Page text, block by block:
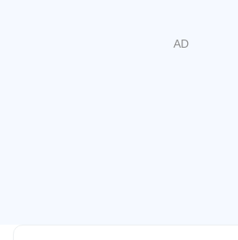
• Volg je consistentie met prachtige